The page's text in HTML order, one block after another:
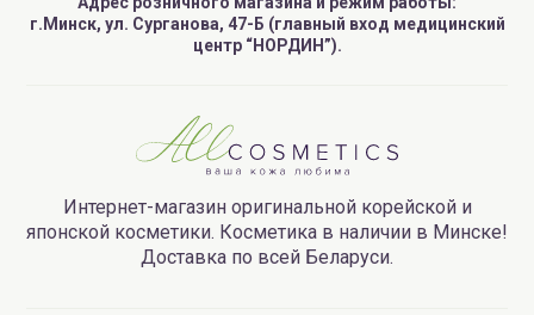
г.Минск, ул. Сурганова, 47-Б (главный вход медицинский
центр “НОРДИН”).
Интернет-магазин оригинальной корейской и
японской косметики. Косметика в наличии в Минске!
Доставка по всей Беларуси.